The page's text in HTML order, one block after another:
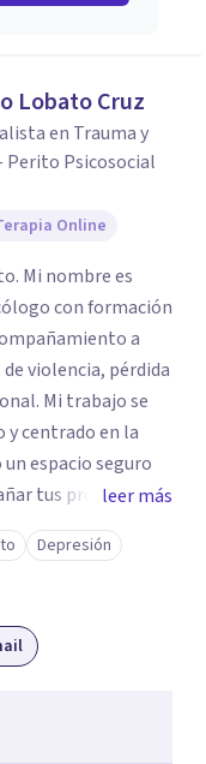
Lobato Cruz
en Trauma y
Perito Psicosocial
Online
Mi nombre es
con formación
a
violencia, pérdida
se
y centrado en la
espacio seguro
tus procesos
en la
que
y el sentido de
una cita. Un
leer más
Depresión